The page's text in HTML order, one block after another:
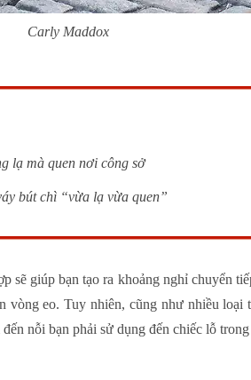
Carly Maddox
lạ mà quen nơi công sở
bút chì “vừa lạ vừa quen”
sẽ giúp bạn tạo ra khoảng nghỉ chuyển
vòng eo. Tuy nhiên, cũng như nhiều
nỗi bạn phải sử dụng đến chiếc lỗ